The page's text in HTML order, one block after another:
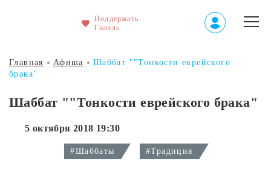
Поддержать
Гилель
Главная Афиша
Шаббат ""Тонкости еврейского
брака"
Шаббат ""Тонкости еврейского брака"
5 октября 2018 19:30
#Шаббаты #Традиция